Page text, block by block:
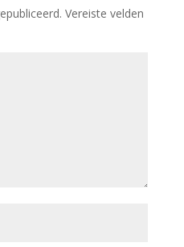
Vereiste velden